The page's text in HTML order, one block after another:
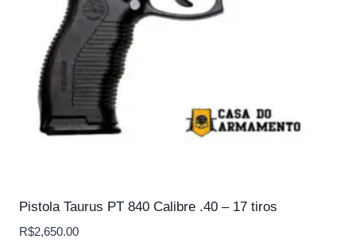
Pistola Taurus PT 840 Calibre .40 – 17 tiros
R$2,650.00